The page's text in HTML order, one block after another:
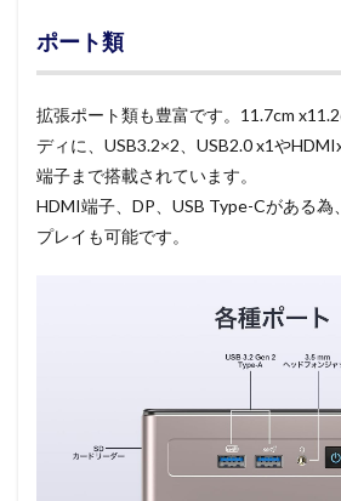
ポート類
拡張ポート類も豊富です。11.7cm
ディに、USB3.2×2、USB2.0 x1や
端子まで搭載されています。
HDMI端子、DP、USB Type-Cがある為
プレイも可能です。